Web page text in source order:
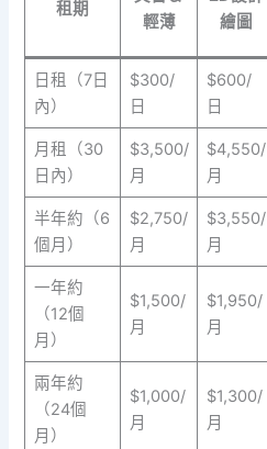
租期
輕薄
繪圖
日租（7日
內）
$300/
日
$600/
日
月租（30
日內）
$3,500/
月
$4,550/
月
半年約（6
個月）
$2,750/
月
$3,550/
月
一年約
（12個
月）
$1,500/
月
$1,950/
月
兩年約
（24個
月）
$1,000/
月
$1,300/
月